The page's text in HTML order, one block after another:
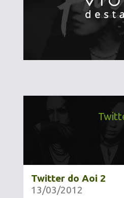
Twitter do Aoi 2
13/03/2012